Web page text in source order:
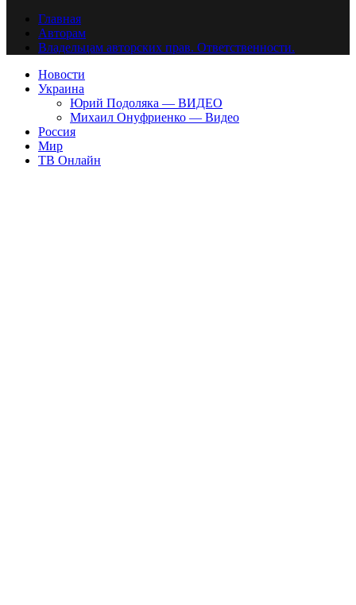
Главная
Авторам
Владельцам авторских прав. Ответственности.
Новости
Украина
Юрий Подоляка — ВИДЕО
Михаил Онуфриенко — Видео
Россия
Мир
ТВ Онлайн